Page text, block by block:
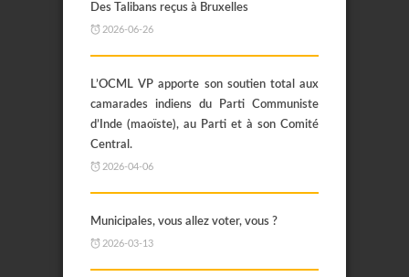
Des Talibans reçus à Bruxelles
2026-06-26
L’OCML VP apporte son soutien total aux
camarades indiens du Parti Communiste
d’Inde (maoïste), au Parti et à son Comité
Central.
2026-04-06
Municipales, vous allez voter, vous ?
2026-03-13